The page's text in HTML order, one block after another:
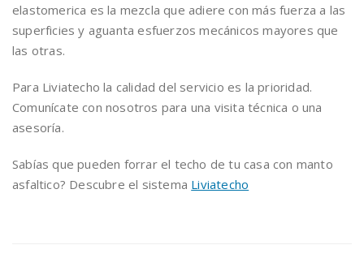
elastomerica es la mezcla que adiere con más fuerza a las
superficies y aguanta esfuerzos mecánicos mayores que
las otras.
Para Liviatecho la calidad del servicio es la prioridad.
Comunícate con nosotros para una visita técnica o una
asesoría.
Sabías que pueden forrar el techo de tu casa con manto
asfaltico? Descubre el sistema Liviatecho